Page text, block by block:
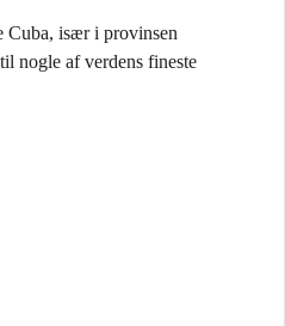
Cuba, især i provinsen
nogle af verdens fineste